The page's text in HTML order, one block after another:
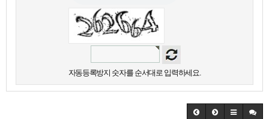
자동등록방지 숫자를 순서대로 입력하세요.